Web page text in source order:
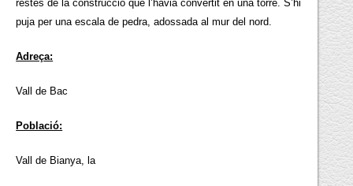
restes de la construcció que l’havia convertit en una torre. S’hi
puja per una escala de pedra, adossada al mur del nord.
Adreça:
Vall de Bac
Població:
Vall de Bianya, la